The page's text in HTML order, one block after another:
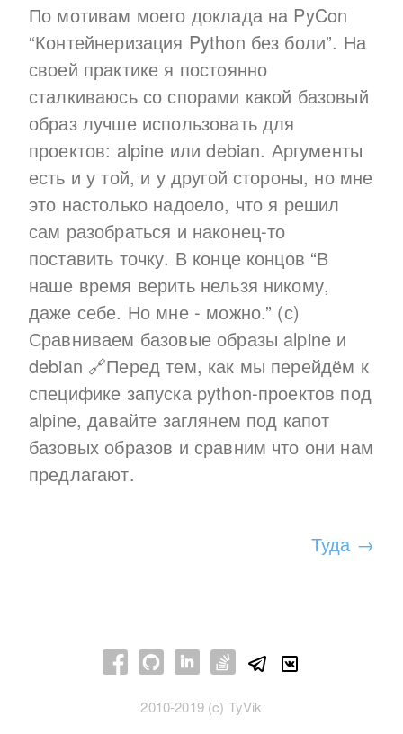
По мотивам моего доклада на PyCon
“Контейнеризация Python без боли”. На
своей практике я постоянно
сталкиваюсь со спорами какой базовый
образ лучше использовать для
проектов: alpine или debian. Аргументы
есть и у той, и у другой стороны, но мне
это настолько надоело, что я решил
сам разобраться и наконец-то
поставить точку. В конце концов “В
наше время верить нельзя никому,
даже себе. Но мне - можно.” (с)
Сравниваем базовые образы alpine и
debian 🔗Перед тем, как мы перейдём к
специфике запуска python-проектов под
alpine, давайте заглянем под капот
базовых образов и сравним что они нам
предлагают.
Туда →
2010-2019 (c) TyVik